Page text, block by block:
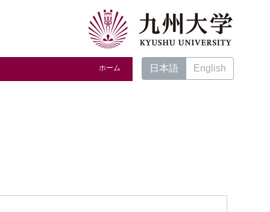
ホーム 日本語 English